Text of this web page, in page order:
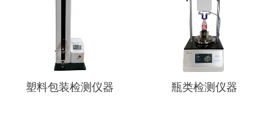
塑料包装检测仪器 瓶类检测仪器